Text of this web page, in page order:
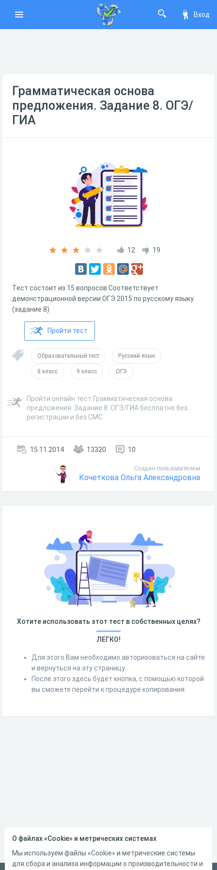
Вход
Грамматическая основа
предложения. Задание 8. ОГЭ/
ГИА
12 19
Тест состоит из 15 вопросов.Соответствует
демонстрационной версии ОГЭ 2015 по русскому языку
(задание 8)
Пройти тест
Образовательный тест Русский язык
8 класс 9 класс ОГЭ
Пройти онлайн тест Грамматическая основа
предложения. Задание 8. ОГЭ/ГИА бесплатно без
регистрации и без СМС
15.11.2014 13320 10
Создан пользователем
Кочеткова Ольга Александровна
Хотите использовать этот тест в собственных целях?
ЛЕГКО!
Для этого Вам необходимо авторизоваться на сайте
и вернуться на эту страницу.
После этого здесь будет кнопка, с помощью которой
вы сможете перейти к процедуре копирования.
О файлах «Cookie» и метрических системах
Мы используем файлы «Cookie» и метрические системы
для сбора и анализа информации о производительности и